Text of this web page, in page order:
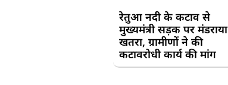
रेतुआ नदी के कटाव से
मुख्यमंत्री सड़क पर मंडराया
खतरा, ग्रामीणों ने की
कटावरोधी कार्य की मांग